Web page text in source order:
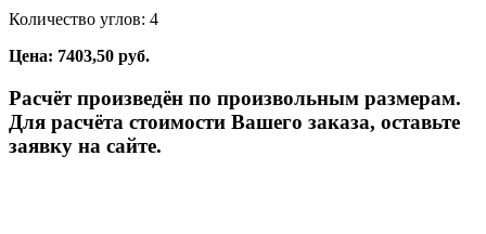
Количество углов: 4
Цена: 7403,50 руб.
Расчёт произведён по произвольным размерам.
Для расчёта стоимости Вашего заказа, оставьте
заявку на сайте.